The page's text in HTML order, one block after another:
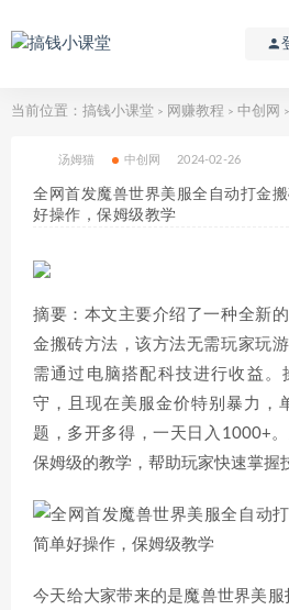
当前位置： 搞钱小课堂 > 网赚教程 > 中创网 >
汤姆猫 中创网 2024-02-26
全网首发魔兽世界美服全自动打金
好操作，保姆级教学
摘要：本文主要介绍了一种全新
金搬砖方法，该方法无需玩家玩
需通过电脑搭配科技进行收益。
守，且现在美服金价特别暴力，
题，多开多得，一天日入1000+
保姆级的教学，帮助玩家快速掌握
今天给大家带来的是魔兽世界美